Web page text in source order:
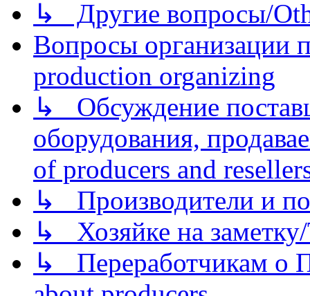
↳ Другие вопросы/
Вопросы организации
production organizing
↳ Обсуждение
оборудования,
of producers and
↳ Производители и
↳ Хозяйке на
↳ Переработчикам о